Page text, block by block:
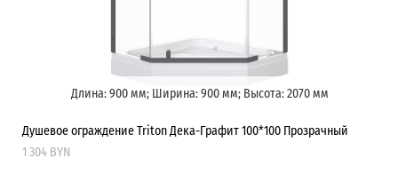
Длина: 900 мм; Ширина: 900 мм; Высота: 2070 мм
Душевое ограждение Triton Дека-Графит 100*100 Прозрачный
1 304 BYN